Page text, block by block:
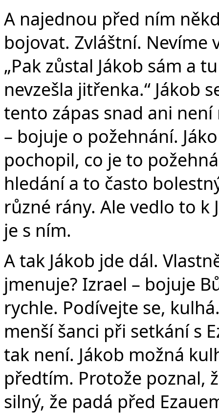
A najednou před ním
bojovat. Zvláštní. Nevíme
„Pak zůstal Jákob sám a
nevzešla jitřenka.“ Jákob
tento zápas snad ani
– bojuje o požehnání.
pochopil, co je to
hledání a to často
různé rány. Ale vedlo to k
je s ním.
A tak Jákob jde dál.
jmenuje? Izrael – bojuje
rychle. Podívejte se,
menší šanci při setkání s
tak není. Jákob možná
předtím. Protože poznal,
silný, že padá před